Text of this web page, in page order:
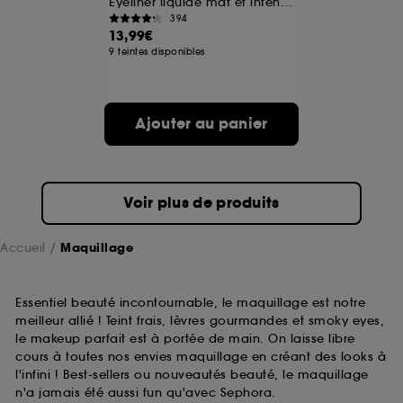
394
13,99€
9 teintes disponibles
Ajouter au panier
Voir plus de produits
Accueil Maquillage
Essentiel beauté incontournable, le maquillage est notre
meilleur allié ! Teint frais, lèvres gourmandes et smoky eyes,
le makeup parfait est à portée de main. On laisse libre
cours à toutes nos envies maquillage en créant des looks à
l'infini ! Best-sellers ou nouveautés beauté, le maquillage
n'a jamais été aussi fun qu'avec Sephora.
A l'exception des cookies techniques, le dépôt et la
lecture de ces traceurs requiert votre accord. Vous
choix" ci-dessous ou décider de "tout accepter".
Sephora pourra associer les informations de
navigation collectées par ces Cookies, pour les
sur "continuer sans accepter". Voous pouvez à tout
moment choisir de retirer votrte consentement. Si vous
souhaitez obtenir plus d'information sur les cookies